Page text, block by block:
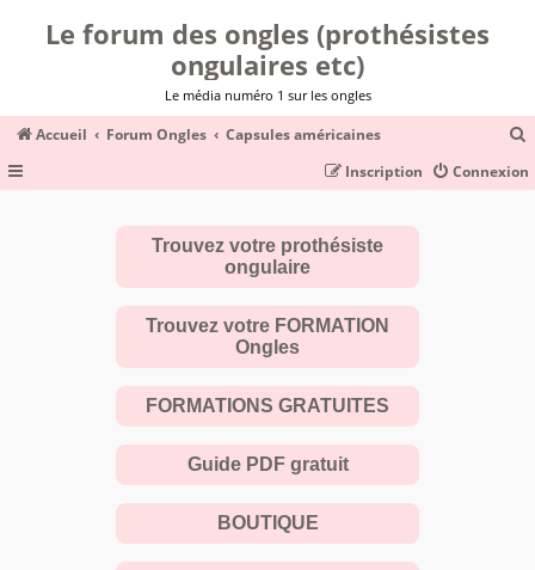
Le forum des ongles (prothésistes
ongulaires etc)
Le média numéro 1 sur les ongles
Accueil Forum Ongles Capsules américaines
c
Connexion
Inscription
Trouvez votre prothésiste
ongulaire
Trouvez votre FORMATION
Ongles
FORMATIONS GRATUITES
Guide PDF gratuit
BOUTIQUE